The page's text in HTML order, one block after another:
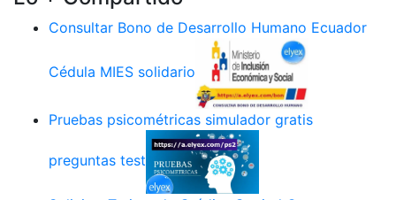
Consultar Bono de Desarrollo Humano Ecuador
Cédula MIES solidario
Pruebas psicométricas simulador gratis
preguntas test